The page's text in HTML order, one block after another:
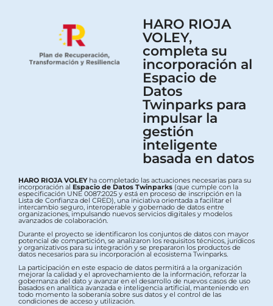
HARO RIOJA
VOLEY,
completa su
incorporación al
Espacio de
Datos
Twinparks para
impulsar la
gestión
inteligente
basada en datos
HARO RIOJA VOLEYha completado las actuaciones necesarias para su
incorporación al Espacio de Datos Twinparks (que cumple con la
especificación UNE 0087:2025 y está en proceso de inscripción en la
Lista de Confianza del CRED), una iniciativa orientada a facilitar el
intercambio seguro, interoperable y gobernado de datos entre
organizaciones, impulsando nuevos servicios digitales y modelos
avanzados de colaboración.
Durante el proyecto se identificaron los conjuntos de datos con mayor
potencial de compartición, se analizaron los requisitos técnicos, jurídicos
y organizativos para su integración y se prepararon los productos de
datos necesarios para su incorporación al ecosistema Twinparks.
La participación en este espacio de datos permitirá a la organización
mejorar la calidad y el aprovechamiento de la información, reforzar la
gobernanza del dato y avanzar en el desarrollo de nuevos casos de uso
basados en analítica avanzada e inteligencia artificial, manteniendo en
todo momento la soberanía sobre sus datos y el control de las
condiciones de acceso y utilización.